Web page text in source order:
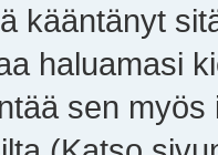
kääntänyt
haluamasi
sen